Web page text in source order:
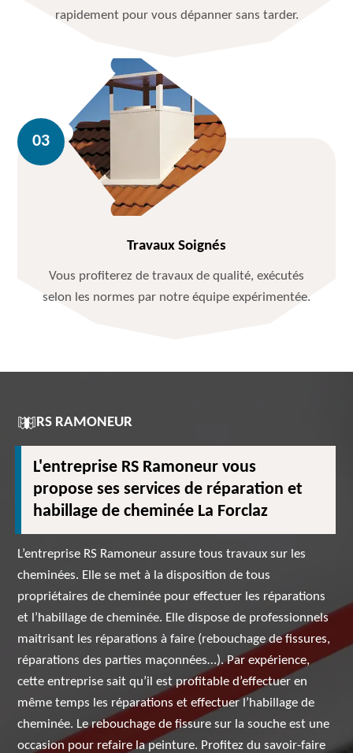
rapidement pour vous dépanner sans tarder.
Travaux Soignés
Vous profiterez de travaux de qualité, exécutés
selon les normes par notre équipe expérimentée.
RS RAMONEUR
L'entreprise RS Ramoneur vous
propose ses services de réparation et
habillage de cheminée La Forclaz
L’entreprise RS Ramoneur assure tous travaux sur les
cheminées. Elle se met à la disposition de tous
propriétaires de cheminée pour effectuer les réparations
et l’habillage de cheminée. Elle dispose de professionnels
maitrisant les réparations à faire (rebouchage de fissures,
réparations des parties maçonnées…). Par expérience,
cette entreprise sait qu’il est profitable d’effectuer en
même temps les réparations et effectuer l’habillage de
cheminée. Le rebouchage de fissure sur la souche est une
occasion pour refaire la peinture. Profitez du savoir-faire